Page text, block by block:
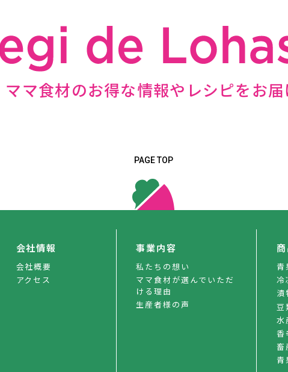
ママ食材のお得な情報やレシピをお
PAGE TOP
会社情報
会社概要
アクセス
事業内容
私たちの想い
ママ食材が選んでいただ
ける理由
生産者様の声
青
冷
漬
豆
水
香
畜
青